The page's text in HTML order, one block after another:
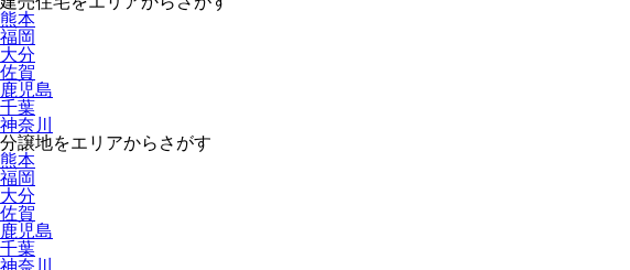
熊本
福岡
大分
佐賀
鹿児島
千葉
神奈川
分譲地をエリアからさがす
熊本
福岡
大分
佐賀
鹿児島
千葉
神奈川